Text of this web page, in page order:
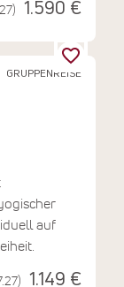
1.590 €
GRUPPENREISE
auf
1.149 €